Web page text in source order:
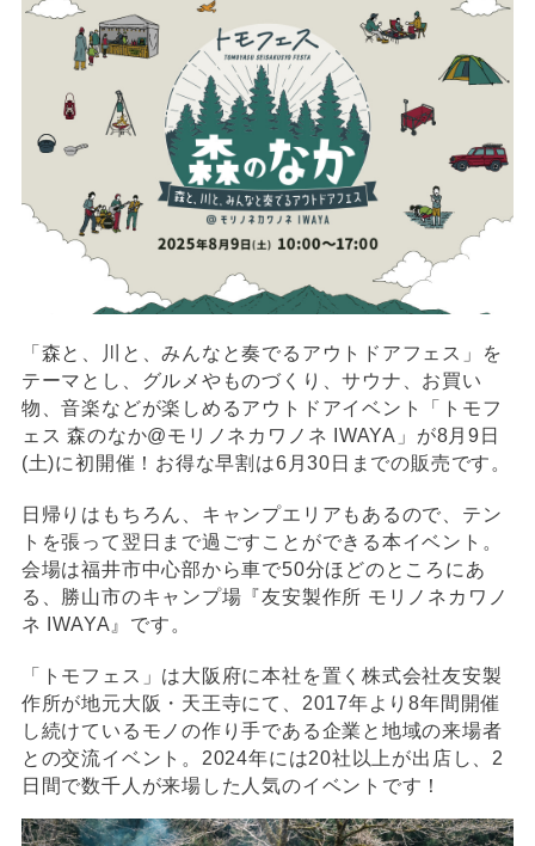
「森と、川と、みんなと奏でるアウトドアフェス」を
テーマとし、グルメやものづくり、サウナ、お買い
物、音楽などが楽しめるアウトドアイベント「トモフ
ェス 森のなか@モリノネカワノネ IWAYA」が8月9日
(土)に初開催！お得な早割は6月30日までの販売です。
日帰りはもちろん、キャンプエリアもあるので、テン
トを張って翌日まで過ごすことができる本イベント。
会場は福井市中心部から車で50分ほどのところにあ
る、勝山市のキャンプ場『友安製作所 モリノネカワノ
ネ IWAYA』です。
「トモフェス」は大阪府に本社を置く株式会社友安製
作所が地元大阪・天王寺にて、2017年より8年間開催
し続けているモノの作り手である企業と地域の来場者
との交流イベント。2024年には20社以上が出店し、2
日間で数千人が来場した人気のイベントです！